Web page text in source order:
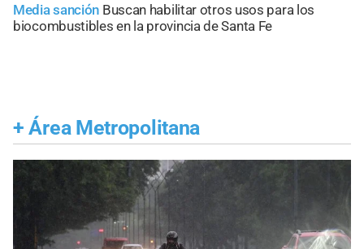
Media sanción Buscan habilitar otros usos para los
biocombustibles en la provincia de Santa Fe
+ Área Metropolitana